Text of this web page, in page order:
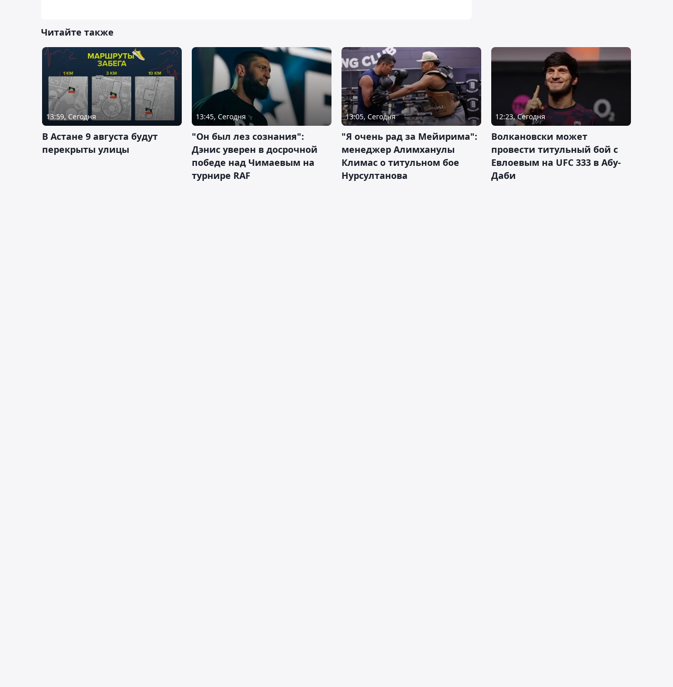
Читайте также
13:59, Сегодня
В Астане 9 августа будут
перекрыты улицы
13:45, Сегодня
"Он был лез сознания":
Дэнис уверен в досрочной
победе над Чимаевым на
турнире RAF
13:05, Сегодня
"Я очень рад за Мейирима":
менеджер Алимханулы
Климас о титульном бое
Нурсултанова
12:23, Сегодня
Волкановски может
провести титульный бой с
Евлоевым на UFC 333 в Абу-
Даби